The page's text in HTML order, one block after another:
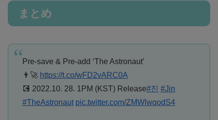
まとめ
Pre-save & Pre-add ‘The Astronaut’
👨‍🚀 https://t.co/wFD2vARC0A
💽 2022.10. 28. 1PM (KST) Release#진 #Jin
#TheAstronaut pic.twitter.com/ZMWlwqodS4